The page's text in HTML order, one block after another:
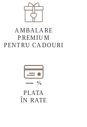
AMBALARE
PREMIUM
PENTRU CADOURI
PLATA
ÎN RATE